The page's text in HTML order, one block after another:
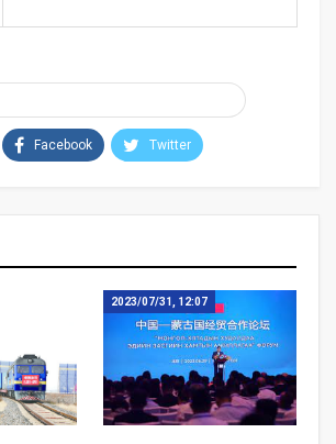
Facebook Twitter
2023/07/31, 12:07